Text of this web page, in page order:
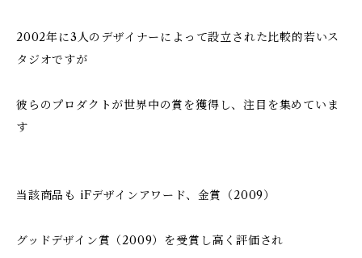
2002年に3人のデザイナーによって設立された比較的若いス
タジオですが
彼らのプロダクトが世界中の賞を獲得し、注目を集めていま
す
当該商品も iFデザインアワード、金賞（2009）
グッドデザイン賞（2009）を受賞し高く評価され